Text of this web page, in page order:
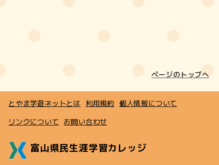
ページのトップへ
とやま学遊ネットとは 利用規約 個人情報について
リンクについて お問い合わせ
富山県民生涯学習カレッジ